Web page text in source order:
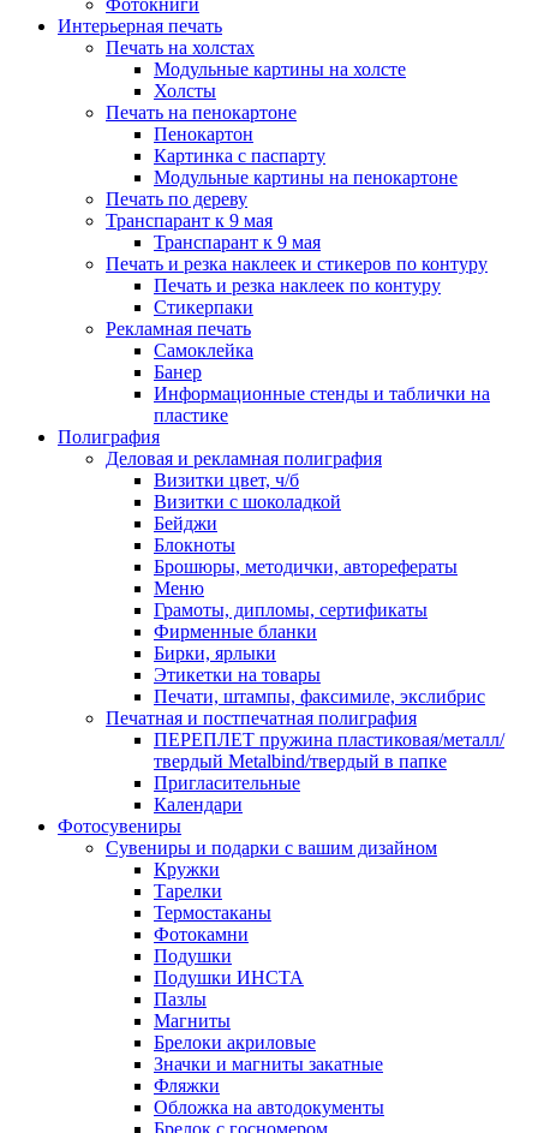
Фотокниги
Интерьерная печать
Печать на холстах
Модульные картины на холсте
Холсты
Печать на пенокартоне
Пенокартон
Картинка с паспарту
Модульные картины на пенокартоне
Печать по дереву
Транспарант к 9 мая
Транспарант к 9 мая
Печать и резка наклеек и стикеров по контуру
Печать и резка наклеек по контуру
Стикерпаки
Рекламная печать
Самоклейка
Банер
Информационные стенды и таблички на
пластике
Полиграфия
Деловая и рекламная полиграфия
Визитки цвет, ч/б
Визитки с шоколадкой
Бейджи
Блокноты
Брошюры, методички, авторефераты
Меню
Грамоты, дипломы, сертификаты
Фирменные бланки
Бирки, ярлыки
Этикетки на товары
Печати, штампы, факсимиле, экслибрис
Печатная и постпечатная полиграфия
ПЕРЕПЛЕТ пружина пластиковая/металл/
твердый Metalbind/твердый в папке
Пригласительные
Календари
Фотосувениры
Сувениры и подарки с вашим дизайном
Кружки
Тарелки
Термостаканы
Фотокамни
Подушки
Подушки ИНСТА
Пазлы
Магниты
Брелоки акриловые
Значки и магниты закатные
Фляжки
Обложка на автодокументы
Брелок с госномером